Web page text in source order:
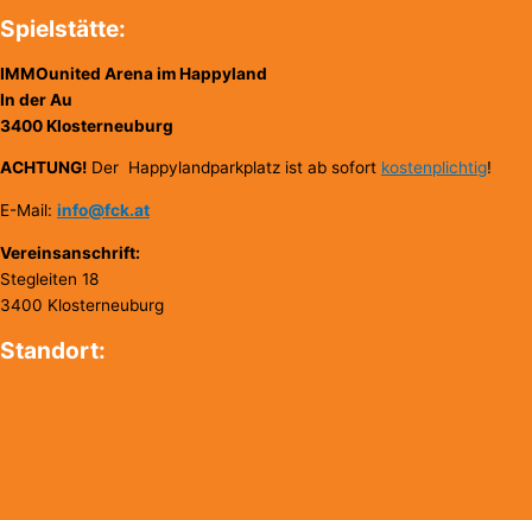
Spielstätte:
IMMOunited Arena im Happyland
In der Au
3400 Klosterneuburg
ACHTUNG! Der Happylandparkplatz ist ab sofort kostenplichtig!
E-Mail: info@fck.at
Vereinsanschrift:
Stegleiten 18
3400 Klosterneuburg
Standort: